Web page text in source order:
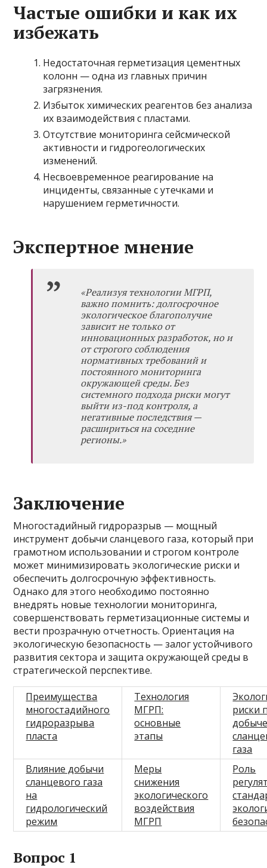
Частые ошибки и как их
избежать
Недостаточная герметизация цементных
колонн — одна из главных причин
загрязнения.
Избыток химических реагентов без анализа
их взаимодействия с пластами.
Отсутствие мониторинга сейсмической
активности и гидрогеологических
изменений.
Несвоевременное реагирование на
инциденты, связанные с утечками и
нарушением герметичности.
Экспертное мнение
«Реализуя технологии МГРП,
важно помнить: долгосрочное
экологическое благополучие
зависит не только от
инновационных разработок, но и
от строгого соблюдения
нормативных требований и
постоянного мониторинга
окружающей среды. Без
системного подхода риски могут
выйти из-под контроля, а
негативные последствия —
расшириться на соседние
регионы.»
Заключение
Многостадийный гидроразрыв — мощный
инструмент добычи сланцевого газа, который при
грамотном использовании и строгом контроле
может минимизировать экологические риски и
обеспечить долгосрочную эффективность.
Однако для этого необходимо постоянно
внедрять новые технологии мониторинга,
совершенствовать герметизационные системы и
вести прозрачную отчетность. Ориентация на
экологическую безопасность — залог устойчивого
развития сектора и защита окружающей среды в
стратегической перспективе.
Преимущества
многостадийного
гидроразрыва
пласта
Технология
МГРП:
основные
этапы
риски
газа
Влияние добычи
сланцевого газа
на
гидрологический
режим
Меры
снижения
экологического
воздействия
МГРП
Роль
Вопрос 1